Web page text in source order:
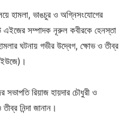
হামলা, ভাঙচুর ও অগ্নিসংযোগের
এইজের সম্পাদক নূরুল কবীরকে হেনস্তা
ঘটনায় গভীর উদ্বেগ, ক্ষোভ ও তীব্র
রিয়াজ হায়দার চৌধুরী ও
নিন্দা জানান।